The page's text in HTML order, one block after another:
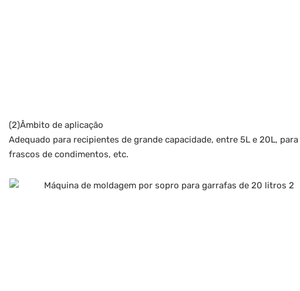
(2)Âmbito de aplicação
Adequado para recipientes de grande capacidade, entre 5L e 20L,
frascos de condimentos, etc.